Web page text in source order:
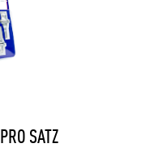
PRO SATZ